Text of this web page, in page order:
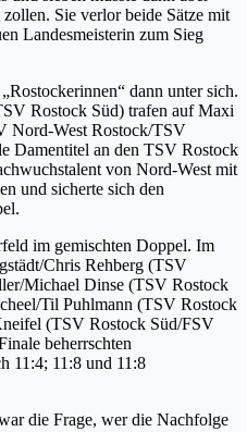
Sie verlor beide Sätze mit
Landesmeisterin zum Sieg
dann unter sich.
Rostock Süd) trafen auf Maxi
Nord-West Rostock/TSV
Damentitel an den TSV Rostock
von Nord-West mit
und sicherte sich den
im gemischten Doppel. Im
Chris Rehberg (TSV
Michael Dinse (TSV Rostock
Til Puhlmann (TSV Rostock
(TSV Rostock Süd/FSV
beherrschten
11:4; 11:8 und 11:8
die Frage, wer die Nachfolge